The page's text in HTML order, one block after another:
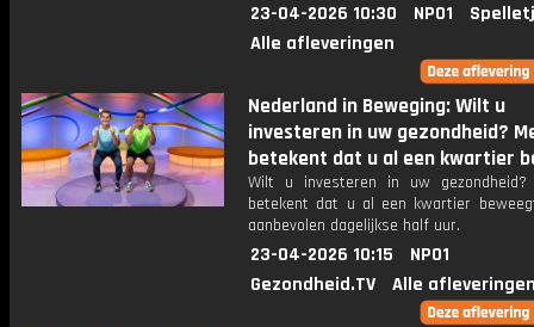
23-04-2026 10:30 NPO1
Alle afleveringen
Nederland in Beweging: Wilt u
investeren in uw gezondheid?
betekent dat u al een kwartier
Wilt u investeren in uw gezondheid?
betekent dat u al een kwartier
aanbevolen dagelijkse half uur.
23-04-2026 10:15
NPO1
Gezondheid.TV
Alle